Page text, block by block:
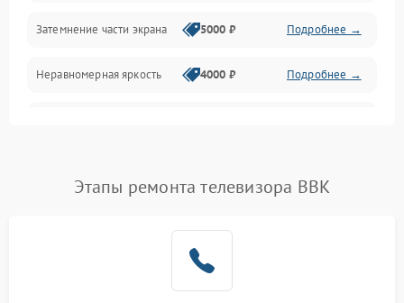
Механические повреждения
Программное обеспечение
Сеть и подключения
Затемнение части экрана 5000 ₽ Подробнее →
Неравномерная яркость 4000 ₽ Подробнее →
Этапы ремонта телевизора BBK